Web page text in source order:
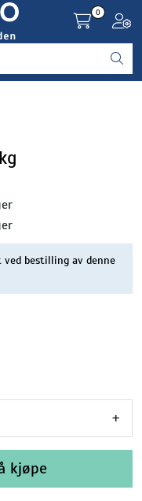
0
ved bestilling av denne
+
kjøpe